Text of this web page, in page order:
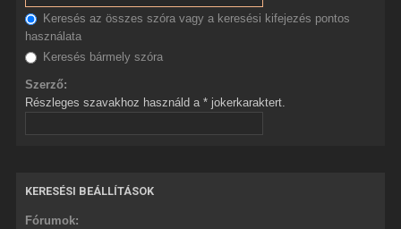
Keresés az összes szóra vagy a keresési kifejezés pontos
használata
Keresés bármely szóra
Szerző:
Részleges szavakhoz használd a * jokerkaraktert.
KERESÉSI BEÁLLÍTÁSOK
Fórumok: